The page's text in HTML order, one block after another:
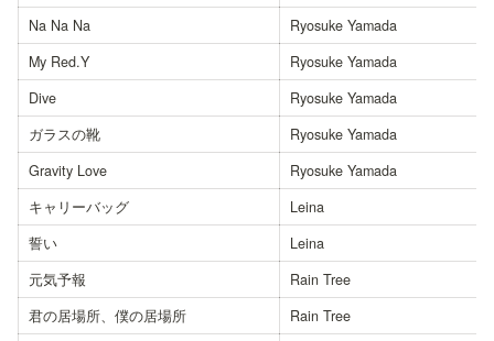
Na Na Na
Ryosuke Yamada
My Red.Y
Ryosuke Yamada
Dive
Ryosuke Yamada
ガラスの靴
Ryosuke Yamada
Gravity Love
Ryosuke Yamada
キャリーバッグ
Leina
誓い
Leina
元気予報
Rain Tree
君の居場所、僕の居場所
Rain Tree